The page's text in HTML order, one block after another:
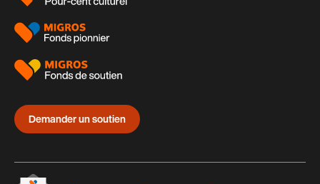
Demander un soutien